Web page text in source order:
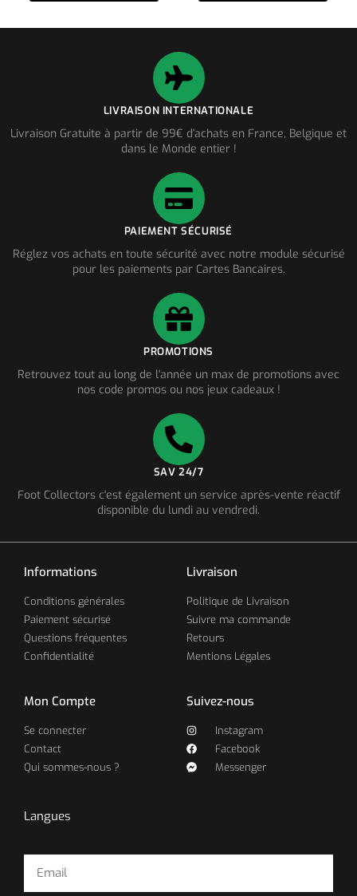
LIVRAISON INTERNATIONALE
Livraison Gratuite à partir de 99€ d'achats en France, Belgique et
dans le Monde entier !
PAIEMENT SÉCURISÉ
Réglez vos achats en toute sécurité avec notre module sécurisé
pour les paiements par Cartes Bancaires.
PROMOTIONS
Retrouvez tout au long de l'année un max de promotions avec
nos code promos ou nos jeux cadeaux !
SAV 24/7
Foot Collectors c'est également un service après-vente réactif
disponible du lundi au vendredi.
Informations
Conditions générales
Paiement sécurisé
Questions fréquentes
Confidentialité
Livraison
Politique de Livraison
Suivre ma commande
Retours
Mentions Légales
Mon Compte
Se connecter
Contact
Qui sommes-nous ?
Suivez-nous
Instagram
Facebook
Messenger
Langues